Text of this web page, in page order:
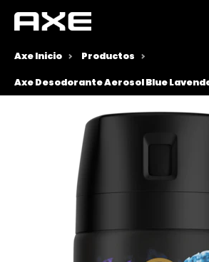
Axe Inicio Productos
Axe Desodorante Aerosol Blue